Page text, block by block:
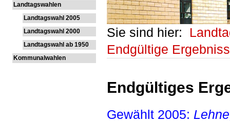
Landtagswahlen
Landtagswahl 2005
Landtagswahl 2000
Landtagswahl ab 1950
Kommunalwahlen
Sie sind hier:
Endgültige
Endgültiges
Gewählt 2005: